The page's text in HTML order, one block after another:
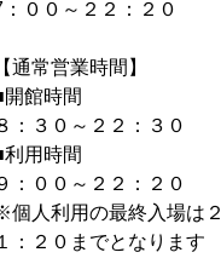
：００～２２：２０
【通常営業時間】
開館時間
：３０～２２：３０
利用時間
：００～２２：２０
個人利用の最終入場は２
：２０までとなります